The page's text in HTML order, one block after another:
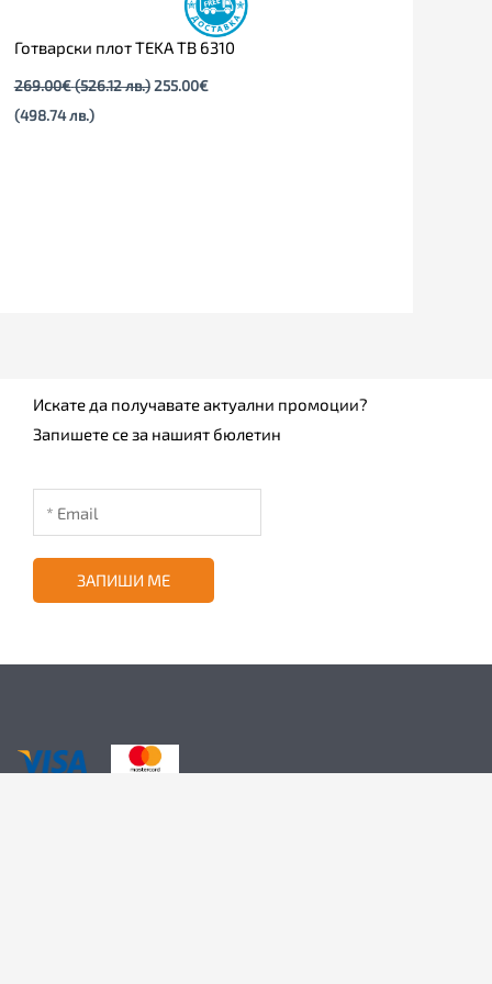
Готварски плот TEKA TB 6310
269.00€(526.12 лв.) 255.00€
(498.74 лв.)
Искате да получавате актуални промоции?
Запишете се за нашият бюлетин
ЗАПИШИ МЕ